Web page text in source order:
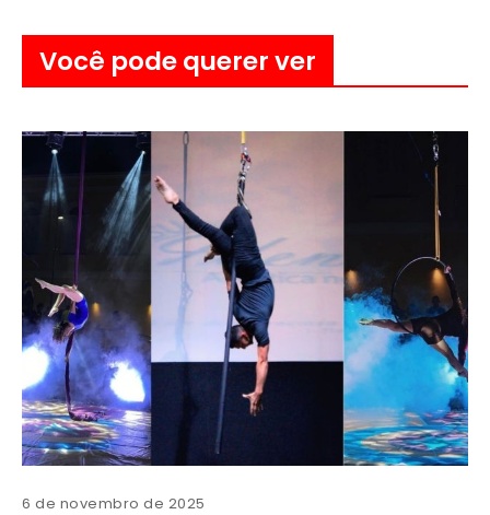
Você pode querer ver
6 de novembro de 2025